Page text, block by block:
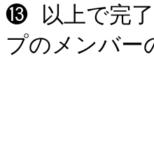
⓭ 以上で完了